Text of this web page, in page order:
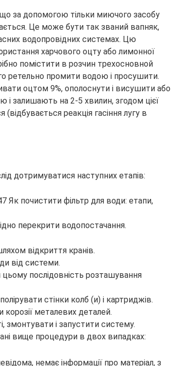
за допомогою тільки миючого засобу
Це може бути так званий вапняк,
водопровідних системах. Цю
харчового оцту або лимонної
помістити в розчин трехосновной
ретельно промити водою і просушити.
оцтом 9%, ополоснути і висушити або
і залишають на 2-5 хвилин, згодом цієї
реакція гасіння лугу в
дотримуватися наступних етапів:
перекрити водопостачання.
відкриття кранів.
від системи.
послідовність розташування
стінки колб (и) і картриджів.
металевих деталей.
змонтувати і запустити систему.
вище процедури в двох випадках:
немає інформації про матеріал, з